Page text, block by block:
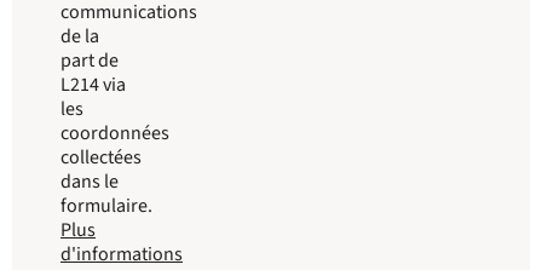
communications
de la
part de
L214 via
les
coordonnées
collectées
dans le
formulaire.
Plus
d'informations